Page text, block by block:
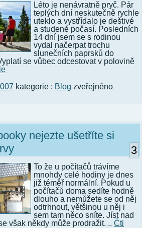
Léto je nenávratně pryč. Pár
teplých dní neskutečně rychle
uteklo a vystřídalo je deštivé
a studené počasí. Posledních
14 dní jsem se s rodinou
vydal načerpat trochu
slunečních paprsků do
se vůbec odcestovat v polovině
kategorie : Blog zveřejněno
nejezte ušetříte si
3
To že u počítačů trávíme
mnohdy celé hodiny je dnes
již téměř normální. Pokud u
počítačů doma sedíte hodně
dlouho a nemůžete se od něj
odtrhnout, většinou u něj i
sem tam něco sníte. Jíst nad
však někdy může prodražit. .. Čti